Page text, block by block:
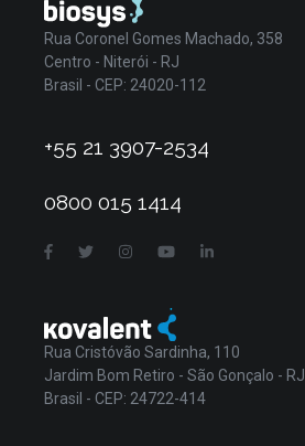
Rua Coronel Gomes Machado, 358
Centro - Niterói - RJ
Brasil - CEP: 24020-112
+55 21 3907-2534
0800 015 1414
Rua Cristóvão Sardinha, 110
Jardim Bom Retiro - São Gonçalo - RJ
Brasil - CEP: 24722-414